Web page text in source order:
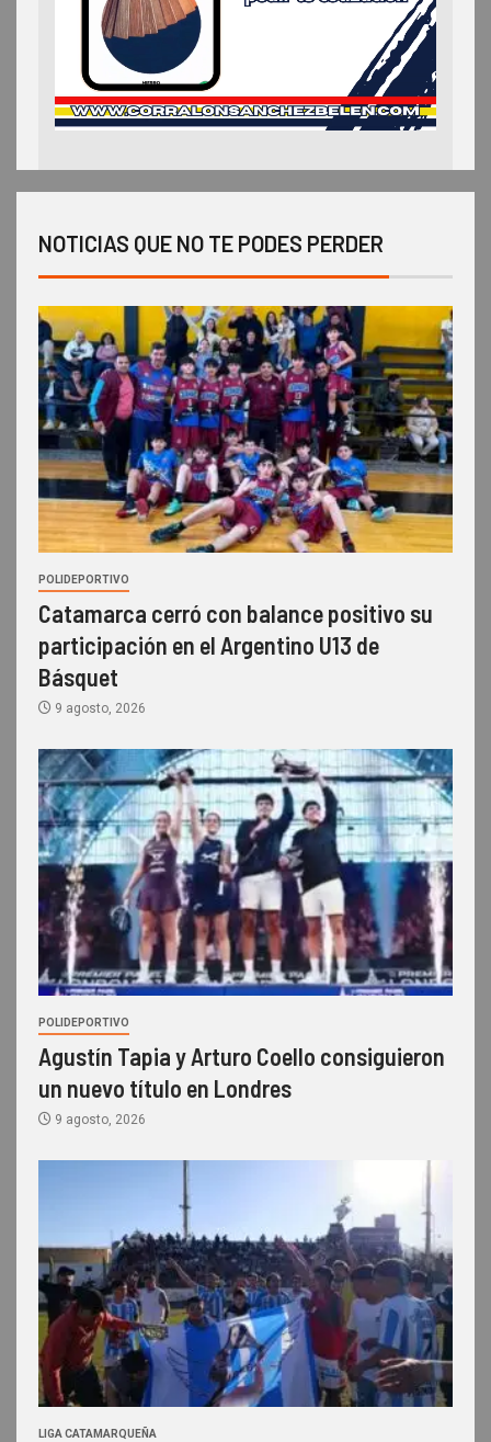
NOTICIAS QUE NO TE PODES PERDER
POLIDEPORTIVO
Catamarca cerró con balance positivo su
participación en el Argentino U13 de
Básquet
9 agosto, 2026
POLIDEPORTIVO
Agustín Tapia y Arturo Coello consiguieron
un nuevo título en Londres
9 agosto, 2026
LIGA CATAMARQUEÑA